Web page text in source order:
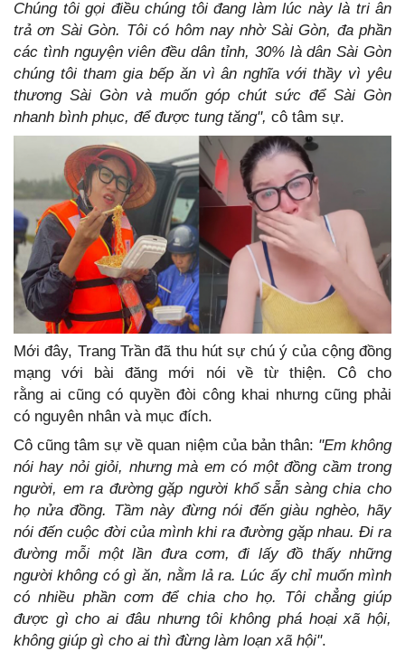
Chúng tôi gọi điều chúng tôi đang làm lúc này là tri ân
trả ơn Sài Gòn. Tôi có hôm nay nhờ Sài Gòn, đa phần
các tình nguyện viên đều dân tỉnh, 30% là dân Sài Gòn
chúng tôi tham gia bếp ăn vì ân nghĩa với thầy vì yêu
thương Sài Gòn và muốn góp chút sức để Sài Gòn
nhanh bình phục, để được tung tăng", cô tâm sự.
Mới đây, Trang Trần đã thu hút sự chú ý của cộng đồng
mạng với bài đăng mới nói về từ thiện. Cô cho
rằng ai cũng có quyền đòi công khai nhưng cũng phải
có nguyên nhân và mục đích.
Cô cũng tâm sự về quan niệm của bản thân: "Em không
nói hay nỏi giỏi, nhưng mà em có một đồng cầm trong
người, em ra đường gặp người khổ sẵn sàng chia cho
họ nửa đồng. Tầm này đừng nói đến giàu nghèo, hãy
nói đến cuộc đời của mình khi ra đường gặp nhau. Đi ra
đường mỗi một lần đưa cơm, đi lấy đồ thấy những
người không có gì ăn, nằm lả ra. Lúc ấy chỉ muốn mình
có nhiều phần cơm để chia cho họ. Tôi chẳng giúp
được gì cho ai đâu nhưng tôi không phá hoại xã hội,
không giúp gì cho ai thì đừng làm loạn xã hội".